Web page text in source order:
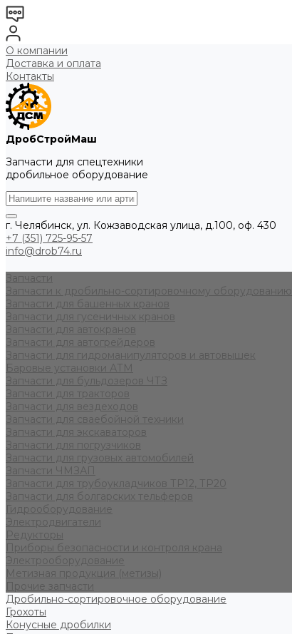
О компании
Доставка и оплата
Контакты
ДробСтройМаш
Запчасти для спецтехники
дробильное оборудование
г. Челябинск, ул. Кожзаводская улица, д.100, оф. 430
+7 (351) 725-95-57
info@drob74.ru
Запчасти
Запчасти к дробильно-сортировочному оборудованию
Запчасти для башенных кранов
Запчасти для гусеничных кранов
Запчасти для автокранов
Запчасти для автогрейдеров
Запчасти для гидроманипуляторов и автовышек
Баровые установки АТМ
Запчасти для бульдозеров ЧТЗ
Запчасти для тракторов
Запчасти для вездеходов
Запчасти для сваебойной техники
Запчасти для экскаваторов
Запчасти для погрузчиков
Запчасти для грузовых автомобилей
Запчасти ЧМЗАП
Запчасти для трубоукладчиков ТР12, ТР20
Запчасти для болгарских тельферов
Гидрооборудование
Электродвигатели
Редукторы
Приборы безопасности и контроля крана
Электрооборудование
Метизная продукция (метизы)
Прочие запчасти
Дробильно-сортировочное оборудование
Грохоты
Конусные дробилки